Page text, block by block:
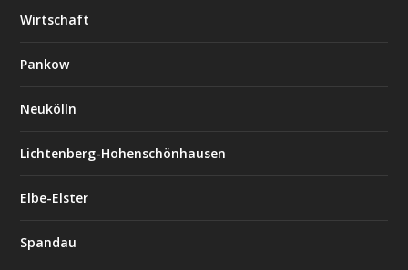
Wirtschaft
Pankow
Neukölln
Lichtenberg-Hohenschönhausen
Elbe-Elster
Spandau